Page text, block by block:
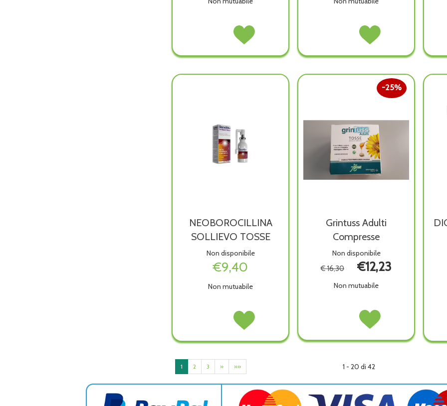
è
Acquista MIKO
AEROSOL
wishlist
MASCHERA
COLO non
Acquista MASCHERA
VENTURI
COLO alla
NEOBOROCILLINA
SOLLIEVO TOSSE
Non disponibile
€9,40
Non mutuabile
NEOBOROCILLINA
SOLLIEVO
è
Acquista NEOBOROCILLINA
SOLLIEVO
wishlist
Grintuss Adulti
Compresse
Non disponibile
25%
€ 16,30 €12,23
Non mutuabile
è
Acquista Grintuss
Adulti
wishlist
1 2 3 » »» 1 - 20 di 42